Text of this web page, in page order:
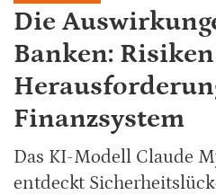
Die
Banken:
Finanzsystem
Das KI-Modell Claude
entdeckt